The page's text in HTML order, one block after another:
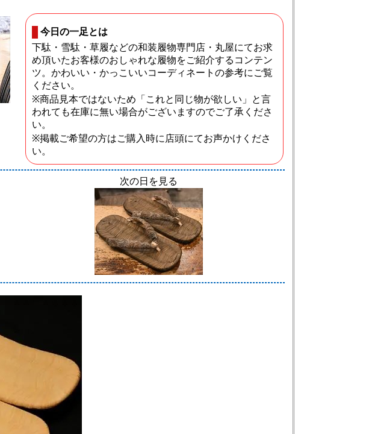
今日の一足とは
下駄・雪駄・草履などの和装履物専門店・丸屋にてお求
め頂いたお客様のおしゃれな履物をご紹介するコンテン
ツ。かわいい・かっこいいコーディネートの参考にご覧
ください。
※商品見本ではないため「これと同じ物が欲しい」と言
われても在庫に無い場合がございますのでご了承くださ
い。
※掲載ご希望の方はご購入時に店頭にてお声かけくださ
い。
次の日を見る